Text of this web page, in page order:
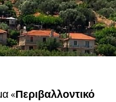
«Περιβαλλοντικό